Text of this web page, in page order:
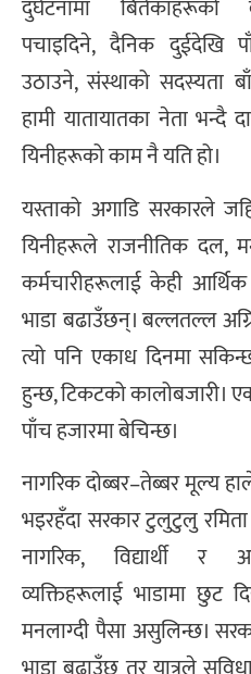
दुर्घटनामा
पचाइदिने, दैनिक दुईदेखि
उठाउने, संस्थाको सदस्यता
हामी यातायातका नेता भन्दै
यिनीहरूको काम नै यति हो।
यस्ताको अगाडि सरकारले
यिनीहरूले राजनीतिक दल,
कर्मचारीहरूलाई केही आर्थिक
भाडा बढाउँछन्। बल्लतल्ल
त्यो पनि एकाध दिनमा
हुन्छ, टिकटको कालोबजारी।
पाँच हजारमा बेचिन्छ।
नागरिक दोब्बर–तेब्बर मूल्य
भइरहँदा सरकार टुलुटुलु
नागरिक, विद्यार्थी र
व्यक्तिहरूलाई भाडामा छुट
मनलाग्दी पैसा असुलिन्छ।